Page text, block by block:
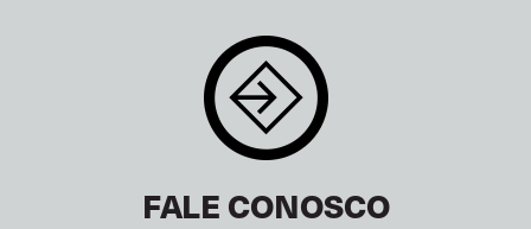
FALE CONOSCO